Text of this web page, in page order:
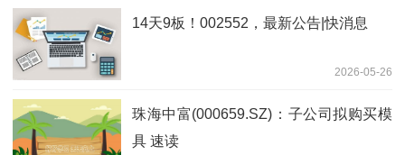
14天9板！002552，最新公告|快消息
2026-05-26
珠海中富(000659.SZ)：子公司拟购买模
具 速读